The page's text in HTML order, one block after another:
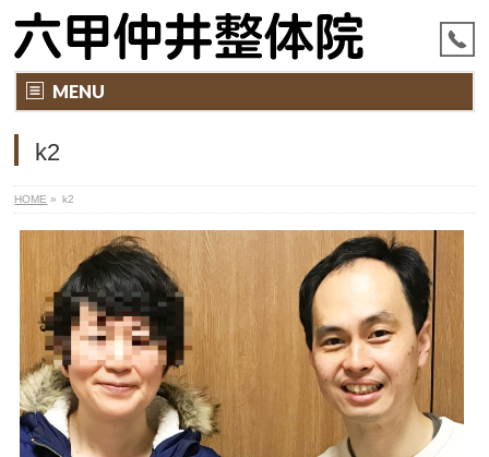
MENU
k2
HOME » k2